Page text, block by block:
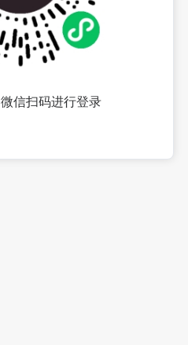
微信扫码进行登录